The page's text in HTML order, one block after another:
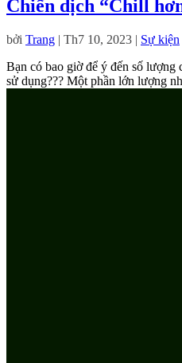
Chiến dịch “Chill
bởi Trang | Th7 10, 2023 | Sự kiện
Bạn có bao giờ để ý đến số lượng
sử dụng??? Một phần lớn lượng